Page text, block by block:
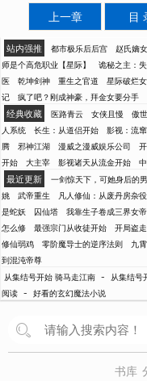
上一章 目
站内强推 都市极乐后后宫 赵氏嫡女
师是个高危职业【星际】
诡秘之主：
医
乾坤剑神 重生之官道 星际破烂
记
疯了吧？刚成神豪，拜金女要分手
经典收藏 医路青云 女侠且慢 傲
人系统
长生：从道侣开始 影视：流
腾
邪神江湖 漫威之漫威娱乐公司
开始
大主宰 影视诸天从流金开始
最近更新 一剑惊天下，可她身后的
姚
武帝重生 凡人修仙：从废丹房杂
是蛇妖
囚仙塔 我靠生子卷成三界女帝
怎么修
最强宗门从收徒开始 开局盗
修仙弱鸡
零阶魔导士的逆序法则 九
到混沌帝尊
从集结号开始 骑马走江南 - 从集结号
阅读 - 好看的玄幻魔法小说
书库